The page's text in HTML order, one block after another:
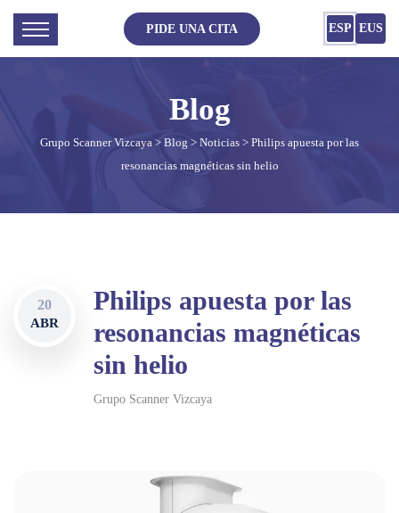
PIDE UNA CITA ESP EUS
Grupo Scanner Vizcaya > Blog > Noticias > Philips apuesta por las
resonancias magnéticas sin helio
20
ABR
Philips apuesta por las
resonancias magnéticas
sin helio
Grupo Scanner Vizcaya